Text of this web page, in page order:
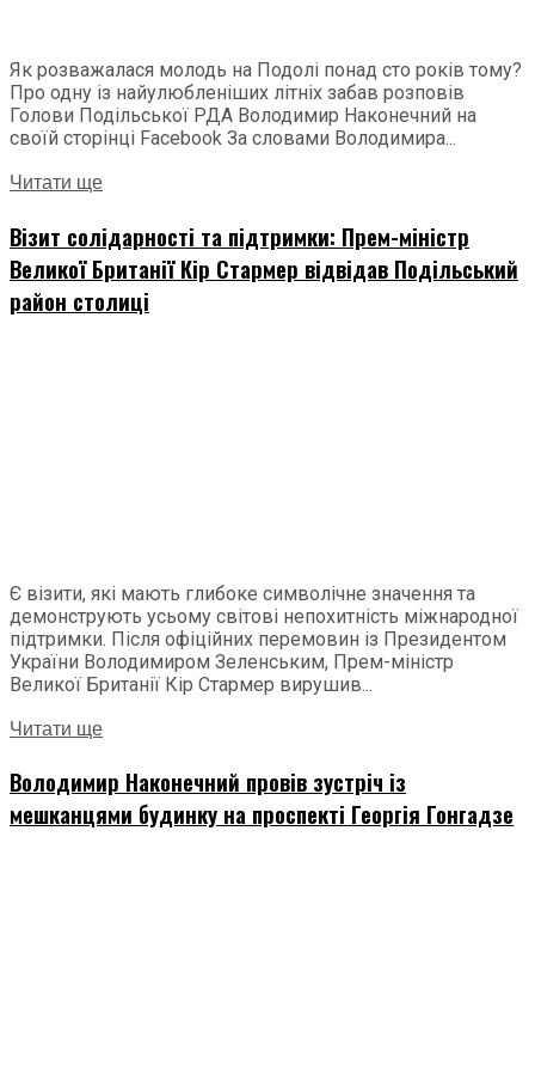
Як розважалася молодь на Подолі понад сто років тому?
Про одну із найулюбленіших літніх забав розповів
Голови Подільської РДА Володимир Наконечний на
своїй сторінці Facebook За словами Володимира...
Читати ще
Візит солідарності та підтримки: Прем-міністр
Великої Британії Кір Стармер відвідав Подільський
район столиці
Є візити, які мають глибоке символічне значення та
демонструють усьому світові непохитність міжнародної
підтримки. Після офіційних перемовин із Президентом
України Володимиром Зеленським, Прем-міністр
Великої Британії Кір Стармер вирушив...
Читати ще
Володимир Наконечний провів зустріч із
мешканцями будинку на проспекті Георгія Гонгадзе